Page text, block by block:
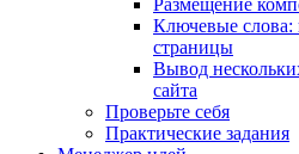
Размещение
Ключевые слова:
страницы
Вывод
сайта
Проверьте себя
Практические задания